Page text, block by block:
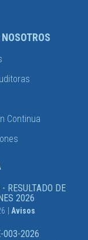
Continua
RESULTADO DE
2026
Avisos
003-2026